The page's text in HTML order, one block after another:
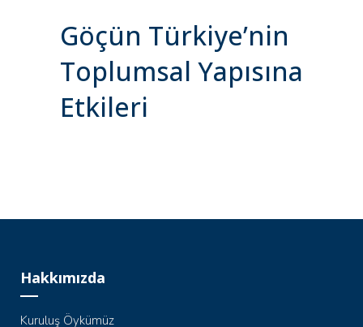
Göçün Türkiye’nin
Toplumsal Yapısına
Etkileri
Hakkımızda
Kuruluş Öykümüz